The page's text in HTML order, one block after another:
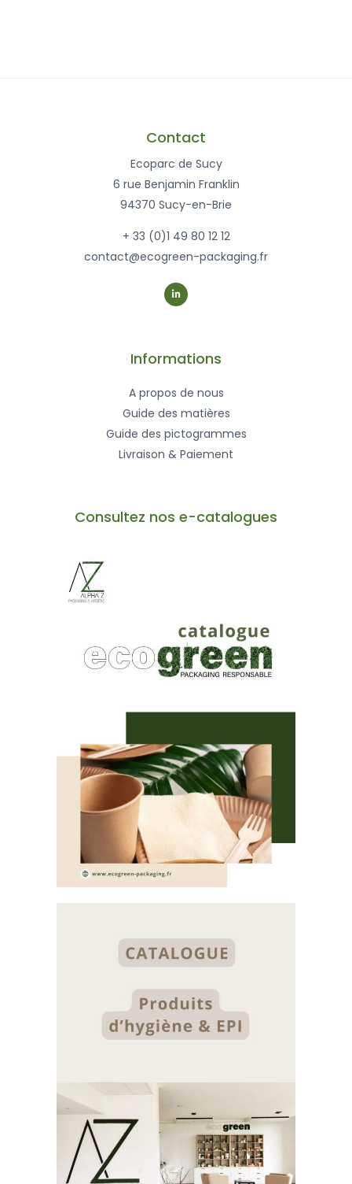
Contact
Ecoparc de Sucy
6 rue Benjamin Franklin
94370 Sucy-en-Brie
+ 33 (0)1 49 80 12 12
contact@ecogreen-packaging.fr
i
n
k
-
i
Informations
A propos de nous
Guide des matières
Guide des pictogrammes
Livraison & Paiement
Consultez nos e-catalogues